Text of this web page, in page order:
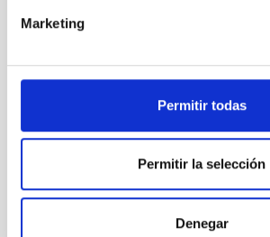
Marketing
Permitir todas
Permitir la selección
Denegar
Espectrógrafo